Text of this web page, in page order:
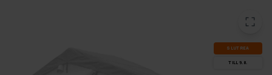
SLUT­REA
TILL 9.8.